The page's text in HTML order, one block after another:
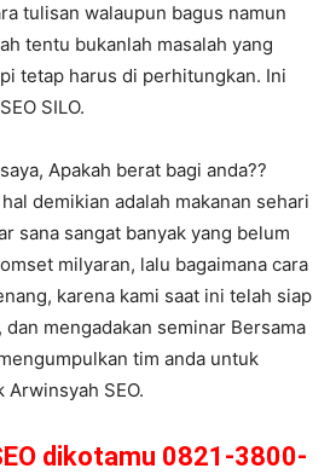
tulisan walaupun bagus namun
tentu bukanlah masalah yang
tetap harus di perhitungkan. Ini
SILO.
Apakah berat bagi anda??
demikian adalah makanan sehari
sana sangat banyak yang belum
milyaran, lalu bagaimana cara
karena kami saat ini telah siap
mengadakan seminar Bersama
tim anda untuk
Arwinsyah SEO.
dikotamu 0821-3800-